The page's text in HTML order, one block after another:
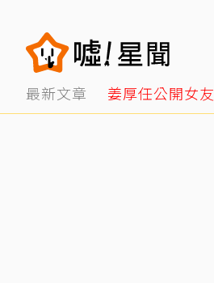
最新文章 姜厚任公開女友